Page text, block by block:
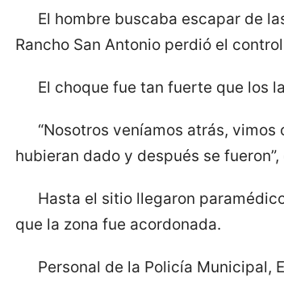
El hombre buscaba escapar de
Rancho San Antonio perdió el
El choque fue tan fuerte que los
“Nosotros veníamos atrás,
hubieran dado y después se
Hasta el sitio llegaron
que la zona fue acordonada.
Personal de la Policía Municipal,